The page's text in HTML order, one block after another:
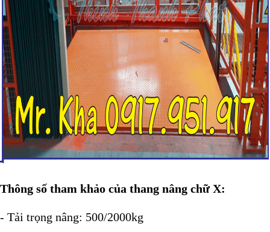
Thông số tham khảo của thang nâng chữ X:
- Tải trọng nâng: 500/2000kg